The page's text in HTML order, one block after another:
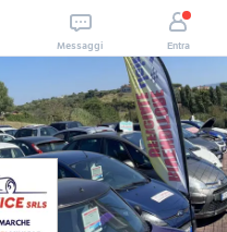
Messaggi Entra